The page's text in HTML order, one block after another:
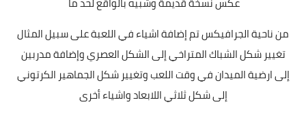
من ناحية الجرافيكس تم إضافة اشياء في اللعبة على سبيل المثال
تغيير شكل الشباك المتراخي إلى الشكل العصري وإضافة مدربين
إلى ارضية الميدان في وقت اللعب وتغيير شكل الجماهير الكرتوني
إلى شكل ثلاثي اللابعاد واشياء أخرى